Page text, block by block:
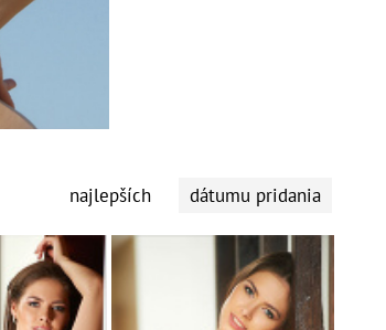
najlepších dátumu pridania